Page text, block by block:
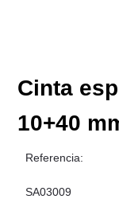
Cinta
10+40
Referencia:
SA03009